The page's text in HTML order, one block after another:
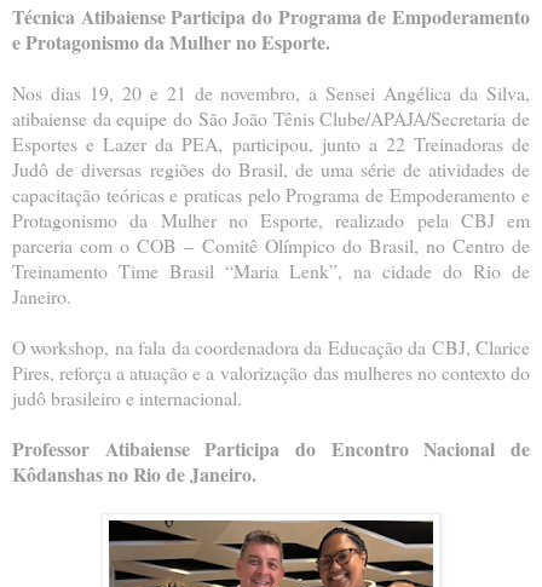
Técnica Atibaiense Participa do Programa de Empoderamento
e Protagonismo da Mulher no Esporte.
Nos dias 19, 20 e 21 de novembro, a Sensei Angélica da Silva,
atibaiense da equipe do São João Tênis Clube/APAJA/Secretaria de
Esportes e Lazer da PEA, participou, junto a 22 Treinadoras de
Judô de diversas regiões do Brasil, de uma série de atividades de
capacitação teóricas e praticas pelo Programa deEmpoderamento e
Protagonismo da Mulher no Esporte, realizado pela CBJ em
parceria com o COB – Comitê Olímpico do Brasil, no Centro de
Treinamento Time Brasil “Maria Lenk”, na cidade do Rio de
Janeiro.
O workshop, na fala da coordenadora da Educação da CBJ, Clarice
Pires, reforça a atuação e a valorização das mulheres no contexto do
judô brasileiro e internacional.
Professor Atibaiense Participa do Encontro Nacional de
Kôdanshas no Rio de Janeiro.